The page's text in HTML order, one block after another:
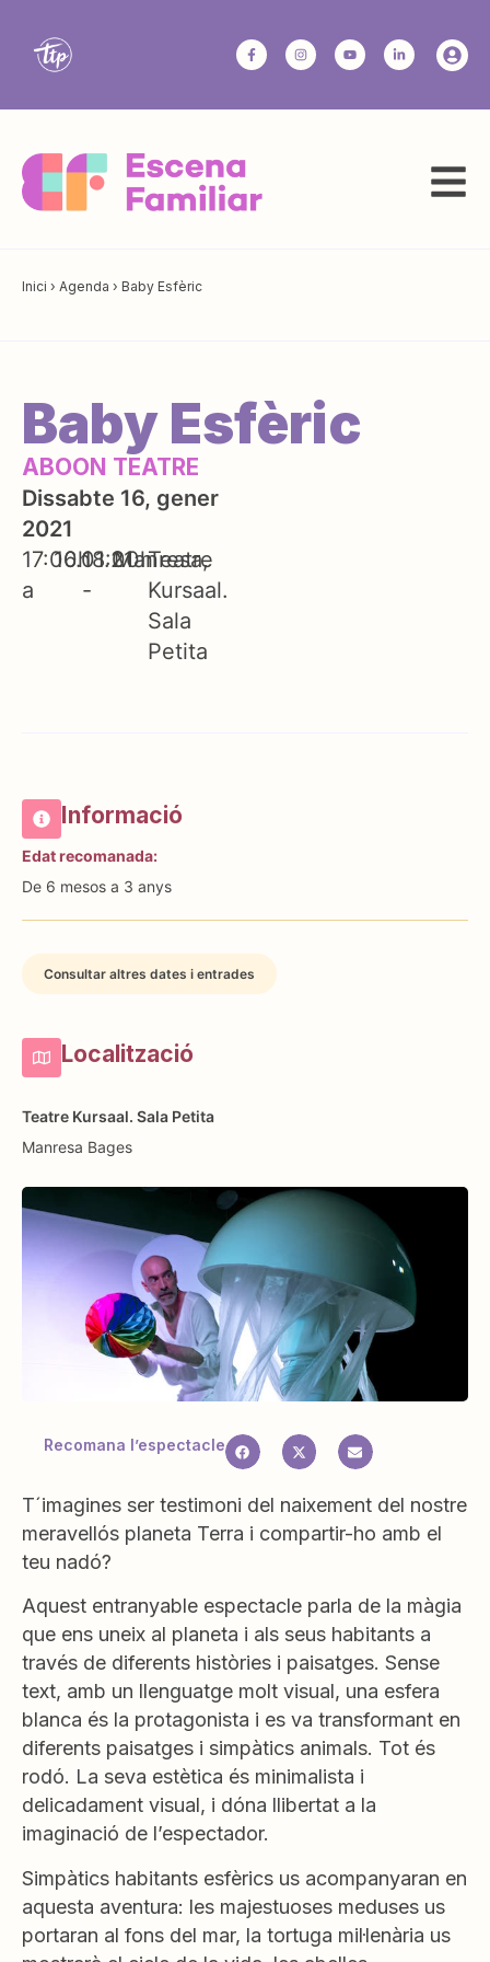
Inici › Agenda › Baby Esfèric
Baby Esfèric
ABOON TEATRE
Dissabte 16, gener
2021
17:00h
a
16.01.21
18:00h
-
Manresa
Teatre
Kursaal.
Sala
Petita
Informació
Edat recomanada:
De 6 mesos a 3 anys
Consultar altres dates i entrades
Localització
Teatre Kursaal. Sala Petita
Manresa Bages
Recomana l’espectacle
T´imagines ser testimoni del naixement del nostre
meravellós planeta Terra i compartir-ho amb el
teu nadó?
Aquest entranyable espectacle parla de la màgia
que ens uneix al planeta i als seus habitants a
través de diferents històries i paisatges. Sense
text, amb un llenguatge molt visual, una esfera
blanca és la protagonista i es va transformant en
diferents paisatges i simpàtics animals. Tot és
rodó. La seva estètica és minimalista i
delicadament visual, i dóna llibertat a la
imaginació de l’espectador.
Simpàtics habitants esfèrics us acompanyaran en
aquesta aventura: les majestuoses meduses us
portaran al fons del mar, la tortuga mil·lenària us